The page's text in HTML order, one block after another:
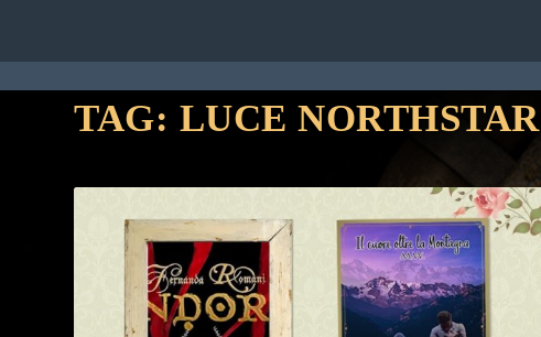
TAG: LUCE NORTHSTAR